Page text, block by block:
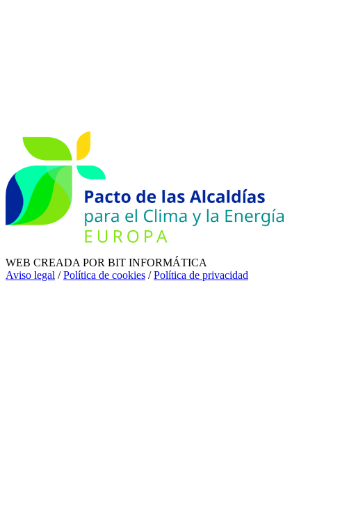
WEB CREADA POR BIT INFORMÁTICA
Aviso legal /Política de cookies /Política de privacidad